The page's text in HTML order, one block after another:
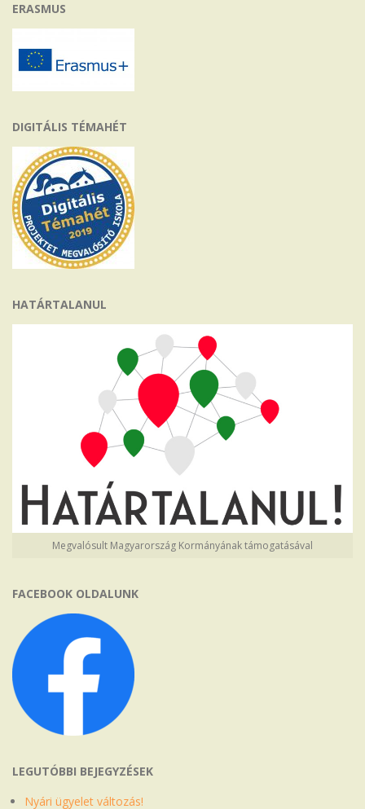
ERASMUS
DIGITÁLIS TÉMAHÉT
HATÁRTALANUL
Megvalósult Magyarország Kormányának támogatásával
FACEBOOK OLDALUNK
LEGUTÓBBI BEJEGYZÉSEK
Nyári ügyelet változás!